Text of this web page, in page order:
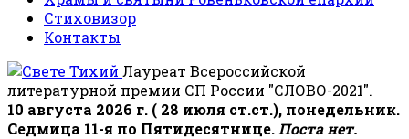
Стиховизор
Контакты
Лауреат Всероссийской
литературной премии СП России "СЛОВО-2021".
10 августа 2026 г. ( 28 июля ст.ст.), понедельник.
Седмица 11-я по Пятидесятнице. Поста нет.